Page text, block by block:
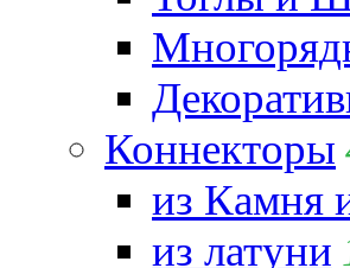
Коннекторы
из Камня
из латуни